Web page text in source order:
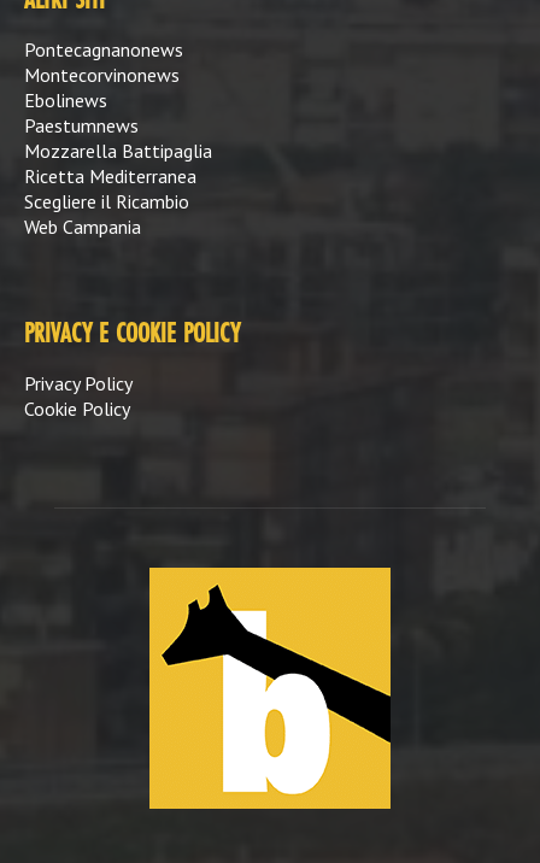
Pontecagnanonews
Montecorvinonews
Ebolinews
Paestumnews
Mozzarella Battipaglia
Ricetta Mediterranea
Scegliere il Ricambio
Web Campania
PRIVACY E COOKIE POLICY
Privacy Policy
Cookie Policy